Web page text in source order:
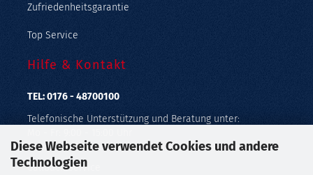
Diese Webseite verwendet Cookies und andere
Technologien
Zufriedenheitsgarantie
Top Service
Hilfe & Kontakt
TEL: 0176 - 48700100
Telefonische Unterstützung und Beratung unter:
Geprüfter Online Shop mit Geld-zurück-Garantie.
Callback Service